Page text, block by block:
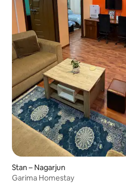
Stan – Nagarjun
Garima Homestay